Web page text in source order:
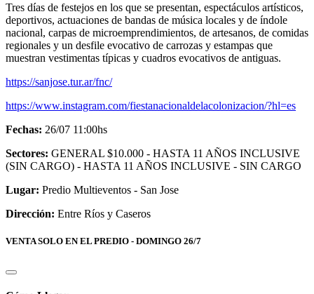
Tres días de festejos en los que se presentan, espectáculos artísticos,
deportivos, actuaciones de bandas de música locales y de índole
nacional, carpas de microemprendimientos, de artesanos, de comidas
regionales y un desfile evocativo de carrozas y estampas que
muestran vestimentas típicas y cuadros evocativos de antiguas.
https://sanjose.tur.ar/fnc/
https://www.instagram.com/fiestanacionaldelacolonizacion/?hl=es
Fechas: 26/07 11:00hs
Sectores: GENERAL $10.000 - HASTA 11 AÑOS INCLUSIVE
(SIN CARGO) - HASTA 11 AÑOS INCLUSIVE - SIN CARGO
Lugar: Predio Multieventos - San Jose
Dirección: Entre Ríos y Caseros
VENTA SOLO EN EL PREDIO - DOMINGO 26/7